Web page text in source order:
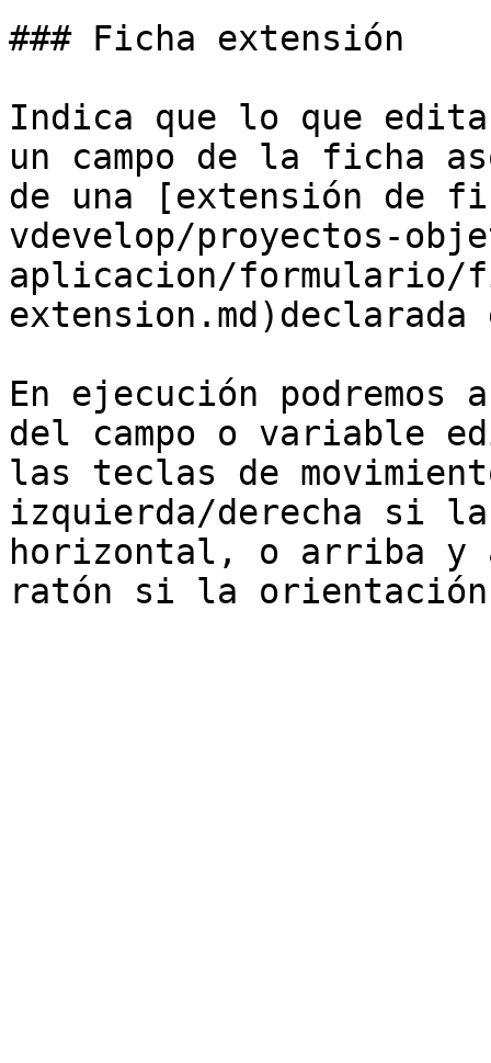
### Ficha extensión
Indica que lo que
un campo de la ficha
de una [extensión de
vdevelop/proyectos-
aplicacion/formulario/
extension.md)declarada
En ejecución
del campo o variable
las teclas de
izquierda/derecha si
horizontal, o arriba y